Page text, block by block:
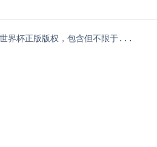
界杯正版版权，包含但不限于...